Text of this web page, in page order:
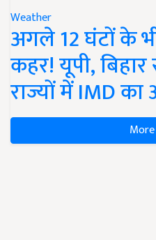
Weather
अगले 12 घंटों के
कहर! यूपी,
राज्यों में IMD